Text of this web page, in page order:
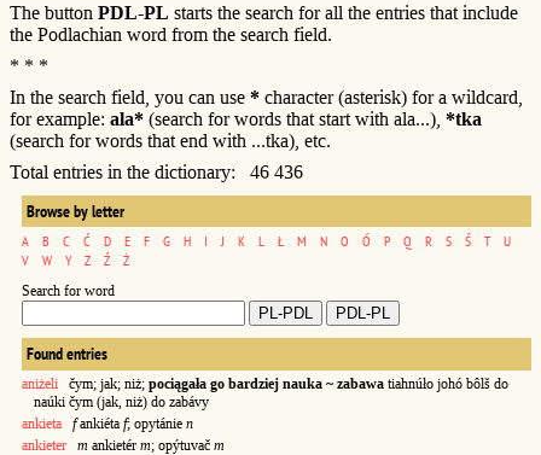
The button PDL-PL starts the search for all the entries that include
the Podlachian word from the search field.
* * *
In the search field, you can use * character (asterisk) for a wildcard,
for example: ala* (search for words that start with ala...), *tka
(search for words that end with ...tka), etc.
Total entries in the dictionary: 46 436
Browse by letter
A B C Ć D E F G H I J K L Ł M N O Ó P Q R S Ś T
U
V
W Y Z Ź Ż
Search for word
Found entries
aniżeli čym; jak; niż; pociągała go bardziej nauka ~ zabawa tiahnúło johó bôlš do
naúki čym (jak, niż) do zabávy
ankieta
fankiéta f; opytánie n
ankieter
m ankietér m; opýtuvač m